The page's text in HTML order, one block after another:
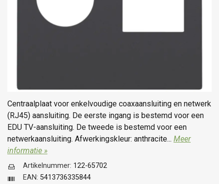
Centraalplaat voor enkelvoudige coaxaansluiting en netwerk
(RJ45) aansluiting. De eerste ingang is bestemd voor een
EDU TV-aansluiting. De tweede is bestemd voor een
netwerkaansluiting. Afwerkingskleur: anthracite... Meer
informatie »
Artikelnummer: 122-65702
EAN: 5413736335844